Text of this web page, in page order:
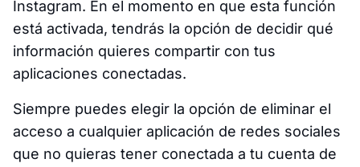
Instagram. En el momento en que esta función
está activada, tendrás la opción de decidir qué
información quieres compartir con tus
aplicaciones conectadas.
Siempre puedes elegir la opción de eliminar el
acceso a cualquier aplicación de redes sociales
que no quieras tener conectada a tu cuenta de